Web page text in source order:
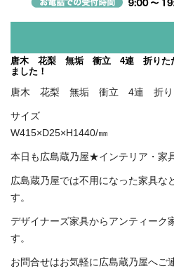
唐木 花梨 無垢 衝立 4連 折りた
ました！
唐木 花梨 無垢 衝立 4連 折り
サイズ
W415×D25×H1440/㎜
本日も広島蔵乃屋★インテリア・家
広島蔵乃屋では不用になった家具な
す。
デザイナーズ家具からアンティーク
す。
お問合せはお気軽に広島蔵乃屋へご